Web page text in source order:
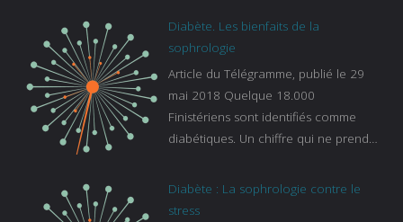
bleu :
https://www.francebleu.fr/emissions/l
sur-le-sommeil
Diabète. Les bienfaits de la
sophrologie
Article du Télégramme, publié le 29
mai 2018 Quelque 18.000
Finistériens sont identifiés comme
diabétiques. Un chiffre qui ne prend
s’ignorent. « C’est une pathologie qui
continue à augmenter, souligne
Diabète : La sophrologie contre le
stress